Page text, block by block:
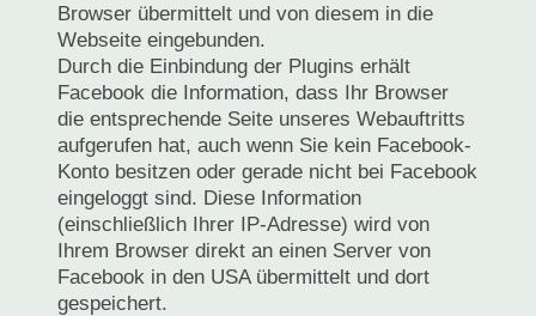
Browser übermittelt und von diesem in die
Webseite eingebunden.
Durch die Einbindung der Plugins erhält
Facebook die Information, dass Ihr Browser
die entsprechende Seite unseres Webauftritts
aufgerufen hat, auch wenn Sie kein Facebook-
Konto besitzen oder gerade nicht bei Facebook
eingeloggt sind. Diese Information
(einschließlich Ihrer IP-Adresse) wird von
Ihrem Browser direkt an einen Server von
Facebook in den USA übermittelt und dort
gespeichert.